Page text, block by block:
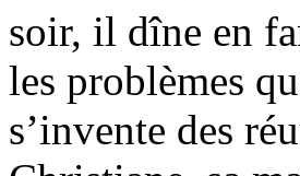
soir, il dîne en
les problèmes
s’invente des